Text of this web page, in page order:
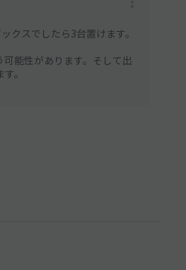
クスでしたら3台置けます。
能性があります。そして出
。